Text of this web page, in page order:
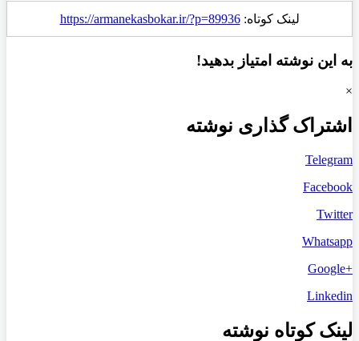
لینک کوتاه:https://armanekasbokar.ir/?p=89936
به این نوشته امتیاز بدهید!
×
اشتراک گذاری نوشته
Telegram
Facebook
Twitter
Whatsapp
+Google
Linkedin
لینک کوتاه نوشته